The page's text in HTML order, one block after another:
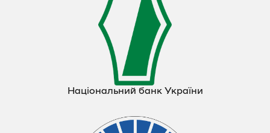
Національний банк України